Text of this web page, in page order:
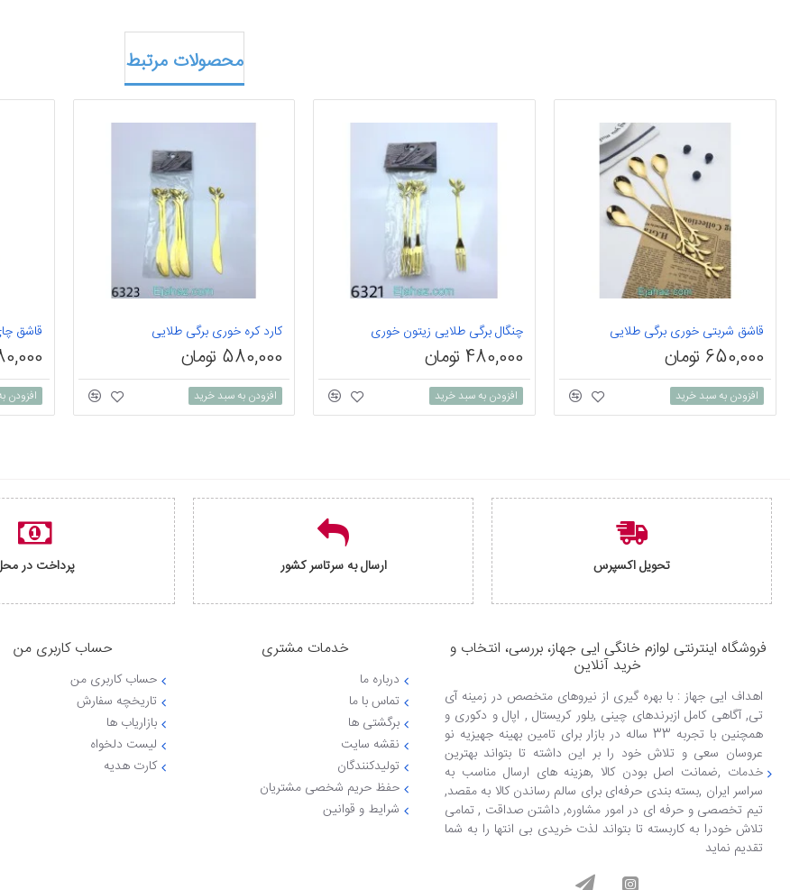
محصولات مرتبط
قاشق شربتی خوری برگی طلایی
650,000 تومان
افزودن به سبد خرید
چنگال برگی طلایی زیتون خوری
480,000 تومان
افزودن به سبد خرید
کارد کره خوری برگی طلایی
580,000 تومان
افزودن به سبد خرید
قاشق
580,000
افزودن
تحویل اکسپرس ارسال به سرتاسر کشور پرداخت در
فروشگاه اینترنتی لوازم خانگی ایی جهاز، بررسی، انتخاب و
خرید آنلاین
اهداف ایی جهاز : با بهره گیری از نیروهای متخصص در زمینه آی
تی, آگاهی کامل ازبرندهای چینی ,بلور کریستال , اپال و دکوری و
همچنین با تجربه 33 ساله در بازار برای تامین بهینه جهیزیه نو
عروسان سعی و تلاش خود را بر این داشته تا بتواند بهترین
خدمات ,ضمانت اصل بودن کالا ,هزینه های ارسال مناسب به
سراسر ایران ,بسته بندی حرفه‌ای برای سالم رساندن کالا به مقصد,
تیم تخصصی و حرفه ای در امور مشاوره, داشتن صداقت , تمامی
تلاش خودرا به کاربسته تا بتواند لذت خریدی بی انتها را به شما
تقدیم نماید
خدمات مشتری
درباره ما
تماس با ما
برگشتی ها
نقشه سایت
تولیدکنندگان
حفظ حریم شخصی مشتریان
شرایط و قوانین
حساب کاربری من
حساب کاربری من
تاریخچه سفارش
بازاریاب ها
لیست دلخواه
کارت هدیه